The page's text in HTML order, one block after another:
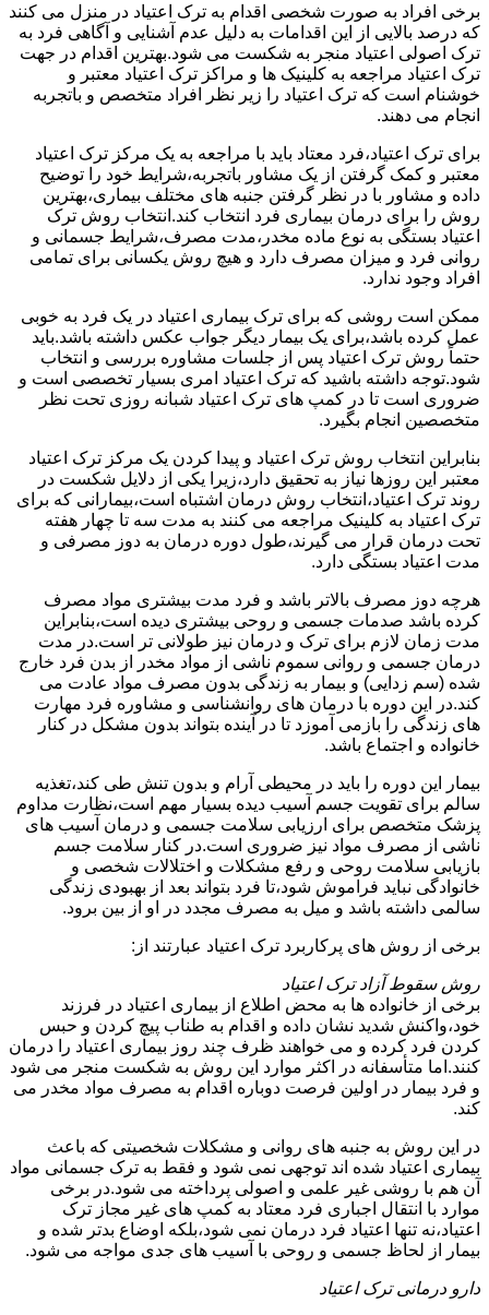
برخی افراد به صورت شخصی اقدام به ترک اعتیاد در منزل می کنند
که درصد بالایی از این اقدامات به دلیل عدم آشنایی و آگاهی فرد به
ترک اصولی اعتیاد منجر به شکست می شود.بهترین اقدام در جهت
ترک اعتیاد مراجعه به کلینیک ها و مراکز ترک اعتیاد معتبر و
خوشنام است که ترک اعتیاد را زیر نظر افراد متخصص و باتجربه
انجام می دهند.
برای ترک اعتیاد،فرد معتاد باید با مراجعه به یک مرکز ترک اعتیاد
معتبر و کمک گرفتن از یک مشاور باتجربه،شرایط خود را توضیح
داده و مشاور با در نظر گرفتن جنبه های مختلف بیماری،بهترین
روش را برای درمان بیماری فرد انتخاب کند.انتخاب روش ترک
اعتیاد بستگی به نوع ماده مخدر،مدت مصرف،شرایط جسمانی و
روانی فرد و میزان مصرف دارد و هیچ روش یکسانی برای تمامی
افراد وجود ندارد.
ممکن است روشی که برای ترک بیماری اعتیاد در یک فرد به خوبی
عمل کرده باشد،برای یک بیمار دیگر جواب عکس داشته باشد.باید
حتماً روش ترک اعتیاد پس از جلسات مشاوره بررسی و انتخاب
شود.توجه داشته باشید که ترک اعتیاد امری بسیار تخصصی است و
ضروری است تا در کمپ های ترک اعتیاد شبانه روزی تحت نظر
متخصصین انجام بگیرد.
بنابراین انتخاب روش ترک اعتیاد و پیدا کردن یک مرکز ترک اعتیاد
معتبر این روزها نیاز به تحقیق دارد،زیرا یکی از دلایل شکست در
روند ترک اعتیاد،انتخاب روش درمان اشتباه است،بیمارانی که برای
ترک اعتیاد به کلینیک مراجعه می کنند به مدت سه تا چهار هفته
تحت درمان قرار می گیرند،طول دوره درمان به دوز مصرفی و
مدت اعتیاد بستگی دارد.
هرچه دوز مصرف بالاتر باشد و فرد مدت بیشتری مواد مصرف
کرده باشد صدمات جسمی و روحی بیشتری دیده است،بنابراین
مدت زمان لازم برای ترک و درمان نیز طولانی تر است.در مدت
درمان جسمی و روانی سموم ناشی از مواد مخدر از بدن فرد خارج
شده (سم زدایی) و بیمار به زندگی بدون مصرف مواد عادت می
کند.در این دوره با درمان های روانشناسی و مشاوره فرد مهارت
های زندگی را بازمی آموزد تا در آینده بتواند بدون مشکل در کنار
خانواده و اجتماع باشد.
بیمار این دوره را باید در محیطی آرام و بدون تنش طی کند،تغذیه
سالم برای تقویت جسم آسیب دیده بسیار مهم است،نظارت مداوم
پزشک متخصص برای ارزیابی سلامت جسمی و درمان آسیب های
ناشی از مصرف مواد نیز ضروری است.در کنار سلامت جسم
بازیابی سلامت روحی و رفع مشکلات و اختلالات شخصی و
خانوادگی نباید فراموش شود،تا فرد بتواند بعد از بهبودی زندگی
سالمی داشته باشد و میل به مصرف مجدد در او از بین برود.
برخی از روش های پرکاربرد ترک اعتیاد عبارتند از:
روش سقوط آزاد ترک اعتیاد
برخی از خانواده ها به محض اطلاع از بیماری اعتیاد در فرزند
خود،واکنش شدید نشان داده و اقدام به طناب پیچ کردن و حبس
کردن فرد کرده و می خواهند ظرف چند روز بیماری اعتیاد را درمان
کنند.اما متأسفانه در اکثر موارد این روش به شکست منجر می شود
و فرد بیمار در اولین فرصت دوباره اقدام به مصرف مواد مخدر می
کند.
در این روش به جنبه های روانی و مشکلات شخصیتی که باعث
بیماری اعتیاد شده اند توجهی نمی شود و فقط به ترک جسمانی مواد
آن هم با روشی غیر علمی و اصولی پرداخته می شود.در برخی
موارد با انتقال اجباری فرد معتاد به کمپ های غیر مجاز ترک
اعتیاد،نه تنها اعتیاد فرد درمان نمی شود،بلکه اوضاع بدتر شده و
بیمار از لحاظ جسمی و روحی با آسیب های جدی مواجه می شود.
دارو درمانی ترک اعتیاد